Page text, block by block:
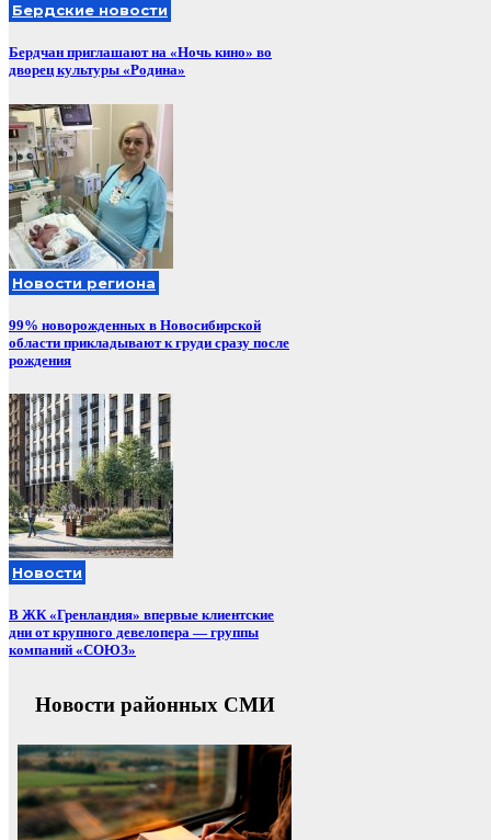
Бердские новости
Бердчан приглашают на «Ночь кино» во
дворец культуры «Родина»
Новости региона
99% новорожденных в Новосибирской
области прикладывают к груди сразу после
рождения
Новости
В ЖК «Гренландия» впервые клиентские
дни от крупного девелопера — группы
компаний «СОЮЗ»